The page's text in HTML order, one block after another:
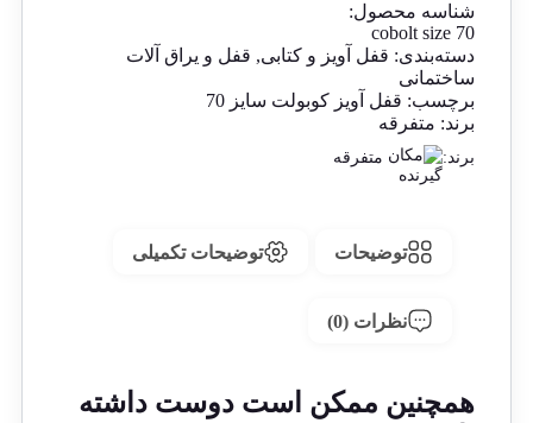
شناسه محصول:
cobolt size 70
دسته‌بندی: قفل آویز و کتابی, قفل و یراق آلات
ساختمانی
برچسب: قفل آویز کوبولت سایز 70
برند: متفرقه
برند: متفرقه
توضیحات توضیحات تکمیلی
نظرات (0)
همچنین ممکن است دوست داشته